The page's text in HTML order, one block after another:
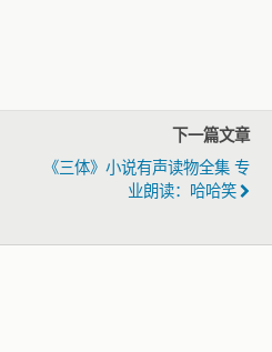
下一篇文章
《三体》小说有声读物全集 专
业朗读：哈哈笑